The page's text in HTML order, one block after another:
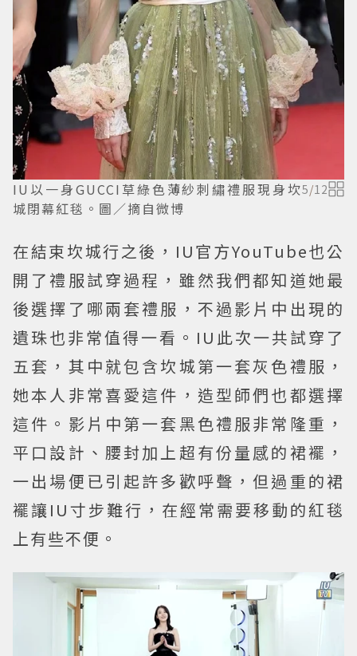
IU以一身GUCCI草綠色薄紗刺繡禮服現身坎
城閉幕紅毯。圖／摘自微博
5/12
在結束坎城行之後，IU官方YouTube也公
開了禮服試穿過程，雖然我們都知道她最
後選擇了哪兩套禮服，不過影片中出現的
遺珠也非常值得一看。IU此次一共試穿了
五套，其中就包含坎城第一套灰色禮服，
她本人非常喜愛這件，造型師們也都選擇
這件。影片中第一套黑色禮服非常隆重，
平口設計、腰封加上超有份量感的裙襬，
一出場便已引起許多歡呼聲，但過重的裙
襬讓IU寸步難行，在經常需要移動的紅毯
上有些不便。